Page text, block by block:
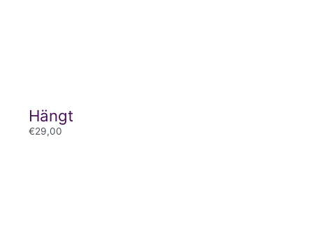
Hängt
€29,00